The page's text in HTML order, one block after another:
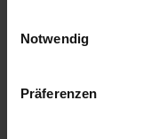
Einstellungen zu
Notwendig
Präferenzen